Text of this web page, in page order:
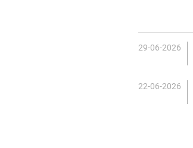
29-06-2026
22-06-2026